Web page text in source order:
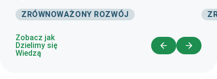
ZRÓWNOWAŻONY ROZWÓJ
Zobacz jak
Dzielimy się
Wiedzą